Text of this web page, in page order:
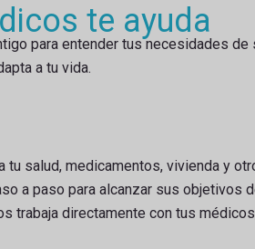
te ayuda
para entender tus necesidades
a tu vida.
salud, medicamentos, vivienda y
a paso para alcanzar sus objetivos
trabaja directamente con tus